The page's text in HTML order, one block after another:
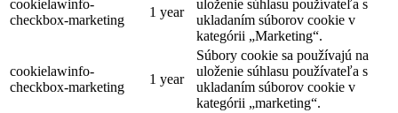
cookielawinfo-
checkbox-marketing
1 year
uloženie súhlasu používateľa s
ukladaním súborov cookie v
kategórii „Marketing“.
cookielawinfo-
checkbox-marketing
1 year
Súbory cookie sa používajú na
uloženie súhlasu používateľa s
ukladaním súborov cookie v
kategórii „marketing“.